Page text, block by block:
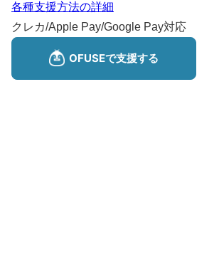
各種支援方法の詳細
クレカ/Apple Pay/Google Pay対応